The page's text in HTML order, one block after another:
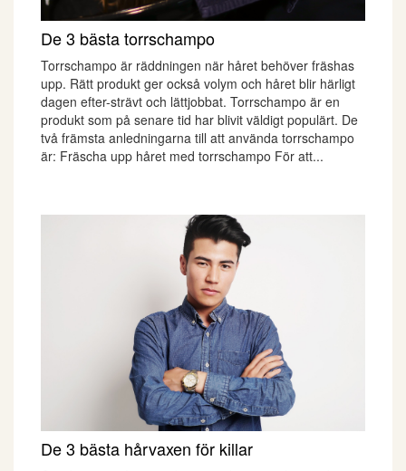
De 3 bästa torrschampo
Torrschampo är räddningen när håret behöver fräshas
upp. Rätt produkt ger också volym och håret blir härligt
dagen efter-strävt och lättjobbat. Torrschampo är en
produkt som på senare tid har blivit väldigt populärt. De
två främsta anledningarna till att använda torrschampo
är: Fräscha upp håret med torrschampo För att...
De 3 bästa hårvaxen för killar